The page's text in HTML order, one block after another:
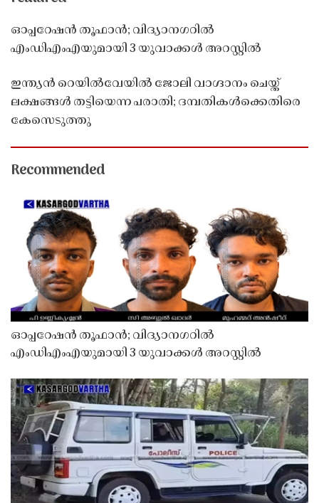
ഓപ്പറേഷൻ തൂഫാൻ; വിദ്യാനഗറിൽ
എംഡിഎംഎയുമായി 3 യുവാക്കൾ അറസ്റ്റിൽ
ഇന്ത്യൻ റെയിൽവേയിൽ ജോലി വാഗ്ദാനം ചെയ്ത്
ലക്ഷങ്ങൾ തട്ടിയെന്ന പരാതി; ദമ്പതികൾക്കെതിരെ
കേസെടുത്തു
Recommended
ഓപ്പറേഷൻ തൂഫാൻ; വിദ്യാനഗറിൽ
എംഡിഎംഎയുമായി 3 യുവാക്കൾ അറസ്റ്റിൽ